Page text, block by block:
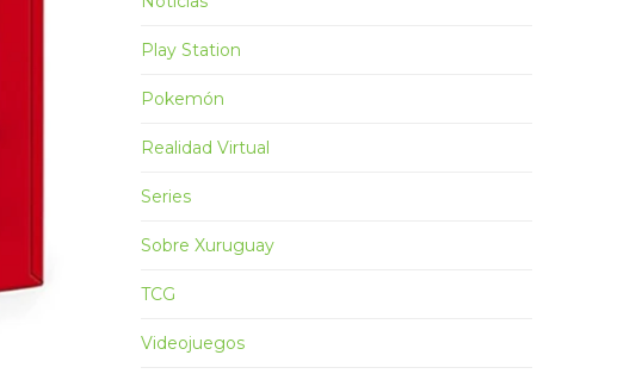
Play Station
Pokemón
Realidad Virtual
Series
Sobre Xuruguay
TCG
Videojuegos